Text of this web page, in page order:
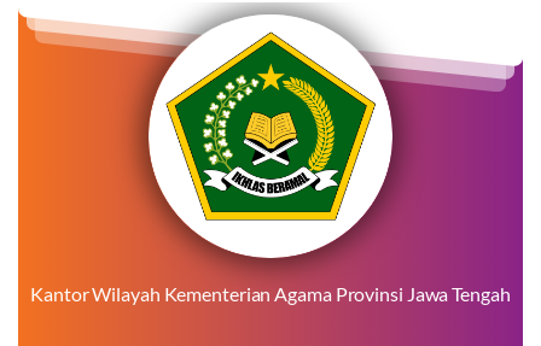
Kantor Wilayah Kementerian Agama Provinsi Jawa Tengah